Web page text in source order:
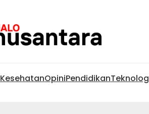
KesehatanOpiniPendidikan